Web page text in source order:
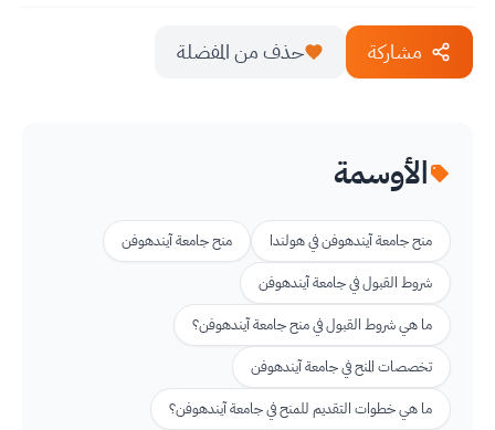
مشاركة حذف من المفضلة
الأوسمة
منح جامعة آيندهوفن في هولندا
منح جامعة آيندهوفن
شروط القبول في جامعة آيندهوفن
ما هي شروط القبول في منح جامعة آيندهوفن؟
تخصصات المنح في جامعة آيندهوفن
ما هي خطوات التقديم للمنح في جامعة آيندهوفن؟